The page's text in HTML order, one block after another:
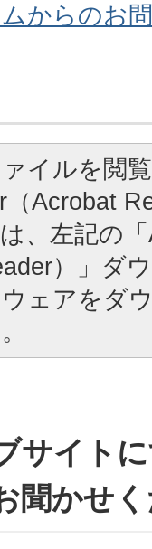
からのお
イルを閲
（Acrobat
、左記の
）」ダ
ェアをダ
サイト
聞かせ